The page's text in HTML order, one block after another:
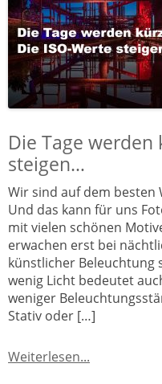
Die Tage
steigen…
Wir sind auf dem besten
Und das kann für uns
mit vielen schönen
erwachen erst bei
künstlicher Beleuchtung
wenig Licht bedeutet
weniger
Stativ oder […]
Weiterlesen...